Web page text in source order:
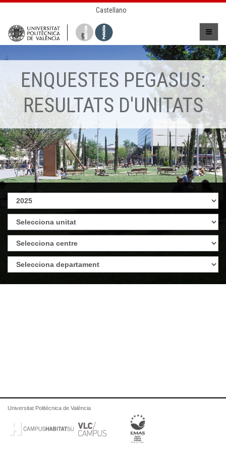
Castellano
ENQUESTES PEGASUS:
RESULTATS D'UNITATS
Universitat Politècnica de València